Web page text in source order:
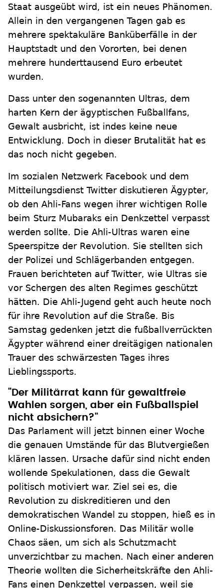
Staat ausgeübt wird, ist ein neues Phänomen.
Allein in den vergangenen Tagen gab es
mehrere spektakuläre Banküberfälle in der
Hauptstadt und den Vororten, bei denen
mehrere hunderttausend Euro erbeutet
wurden.
Dass unter den sogenannten Ultras, dem
harten Kern der ägyptischen Fußballfans,
Gewalt ausbricht, ist indes keine neue
Entwicklung. Doch in dieser Brutalität hat es
das noch nicht gegeben.
Im sozialen Netzwerk Facebook und dem
Mitteilungsdienst Twitter diskutieren Ägypter,
ob den Ahli-Fans wegen ihrer wichtigen Rolle
beim Sturz Mubaraks ein Denkzettel verpasst
werden sollte. Die Ahli-Ultras waren eine
Speerspitze der Revolution. Sie stellten sich
der Polizei und Schlägerbanden entgegen.
Frauen berichteten auf Twitter, wie Ultras sie
vor Schergen des alten Regimes geschützt
hätten. Die Ahli-Jugend geht auch heute noch
für ihre Revolution auf die Straße. Bis
Samstag gedenken jetzt die fußballverrückten
Ägypter während einer dreitägigen nationalen
Trauer des schwärzesten Tages ihres
Lieblingssports.
"Der Militärrat kann für gewaltfreie
Wahlen sorgen, aber ein Fußballspiel
nicht absichern?"
Das Parlament will jetzt binnen einer Woche
die genauen Umstände für das Blutvergießen
klären lassen. Ursache dafür sind nicht enden
wollende Spekulationen, dass die Gewalt
politisch motiviert war. Ziel sei es, die
Revolution zu diskreditieren und den
demokratischen Wandel zu stoppen, hieß es in
Online-Diskussionsforen. Das Militär wolle
Chaos säen, um sich als Schutzmacht
unverzichtbar zu machen. Nach einer anderen
Theorie wollten die Sicherheitskräfte den Ahli-
Fans einen Denkzettel verpassen, weil sie